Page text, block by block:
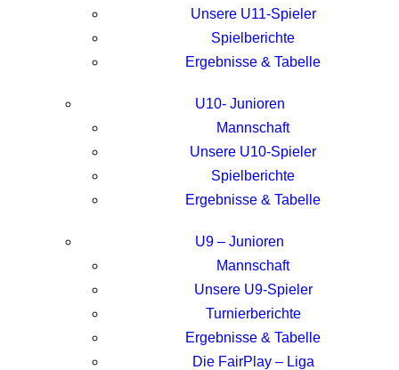
Unsere U11-Spieler
Spielberichte
Ergebnisse & Tabelle
U10- Junioren
Mannschaft
Unsere U10-Spieler
Spielberichte
Ergebnisse & Tabelle
U9 – Junioren
Mannschaft
Unsere U9-Spieler
Turnierberichte
Ergebnisse & Tabelle
Die FairPlay – Liga